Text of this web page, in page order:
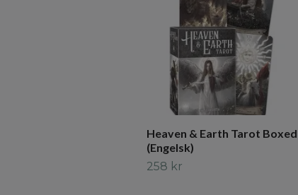
Heaven & Earth Tarot Boxed
(Engelsk)
258 kr